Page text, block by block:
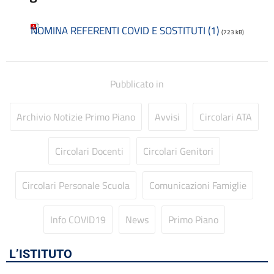
Contatti
Dirigente Scolastico
feedback
Incarichi conferiti e autorizzati ai dipendenti
Inclusione e BES
NOMINA REFERENTI COVID E SOSTITUTI (1) (723 kB)
Pubblicato in
Archivio Notizie Primo Piano Avvisi Circolari ATA
Circolari Docenti Circolari Genitori
Circolari Personale Scuola Comunicazioni Famiglie
Info COVID19 News Primo Piano
L’ISTITUTO